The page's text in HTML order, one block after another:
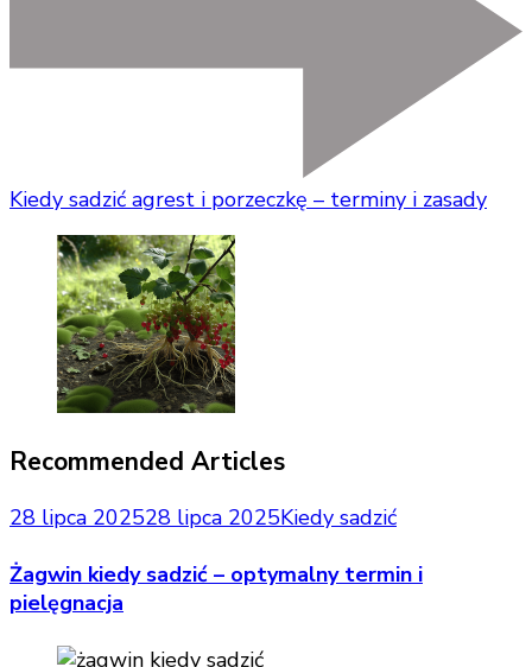
Kiedy sadzić agrest i porzeczkę – terminy i zasady
Recommended Articles
28 lipca 202528 lipca 2025Kiedy sadzić
Żagwin kiedy sadzić – optymalny termin i
pielęgnacja